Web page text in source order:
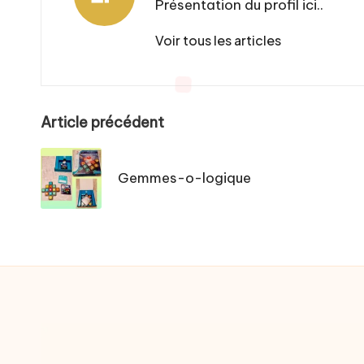
Présentation du profil ici..
Voir tous les articles
Post
navigation
Article précédent
Gemmes-o-logique